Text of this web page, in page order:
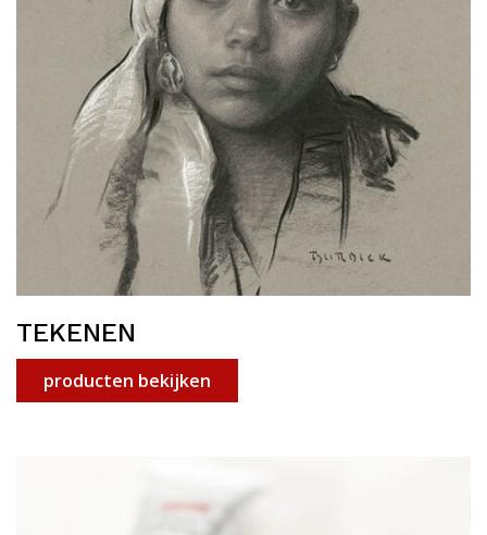
TEKENEN
producten bekijken